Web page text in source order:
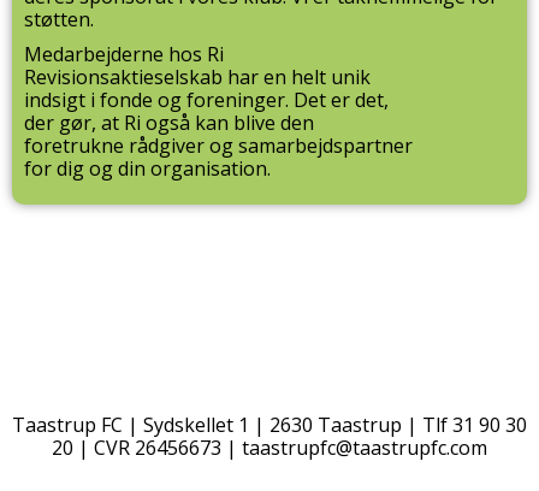
støtten.
Medarbejderne hos Ri
Revisionsaktieselskab har en helt unik
indsigt i fonde og foreninger. Det er det,
der gør, at Ri også kan blive den
foretrukne rådgiver og samarbejdspartner
for dig og din organisation.
Taastrup FC | Sydskellet 1 | 2630 Taastrup | Tlf 31 90 30
20 | CVR 26456673 | taastrupfc@taastrupfc.com